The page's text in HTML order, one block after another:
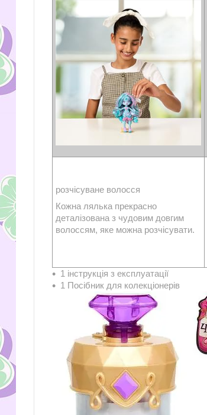
розчісуване волосся
Кожна лялька прекрасно
деталізована з чудовим довгим
волоссям, яке можна розчісувати.
1 інструкція з експлуатації
1 Посібник для колекціонерів